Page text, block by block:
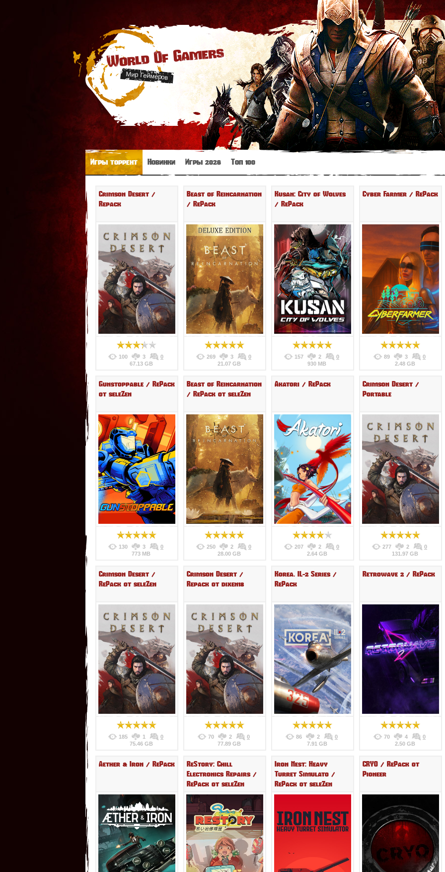
World Of Gamers
Мир Геймеров
Игры торрент Новинки Игры 2026 Топ 100
Crimson Desert /
Repack
100 3
0
67.13 GB
Beast of Reincarnation
/ RePack
269 3
0
21.07 GB
Kusan: City of Wolves
/ RePack
157 2
0
930 MB
Cyber Farmer / RePack
89 3
0
2.48 GB
Gunstoppable / RePack
от seleZen
130 3
0
773 MB
Beast of Reincarnation
/ RePack от seleZen
250 2
0
28.00 GB
Akatori / RePack
207 2
0
2.64 GB
Crimson Desert /
Portable
277 2
0
131.97 GB
Crimson Desert /
RePack от seleZen
185 1
0
75.46 GB
Crimson Desert /
Repack от dixen18
70 2
0
77.89 GB
Korea. IL-2 Series /
RePack
86 2
0
7.91 GB
Retrowave 2 / RePack
70 4
0
2.50 GB
Aether & Iron / RePack
ReStory: Chill
Electronics Repairs /
RePack от seleZen
Iron Nest: Heavy
Turret Simulato /
RePack от seleZen
CRYO / RePack от
Pioneer